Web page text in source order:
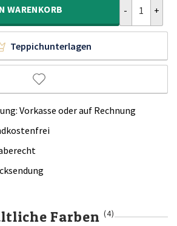
WARENKORB
Teppichunterlagen
Vorkasse oder auf Rechnung
Farben(4)